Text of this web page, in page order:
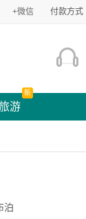
+微信 付款方式
游
新
泊